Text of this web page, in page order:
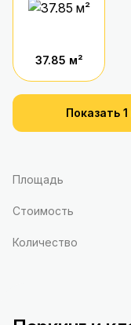
37.85 м²
Показать
Площадь
Стоимость
Количество